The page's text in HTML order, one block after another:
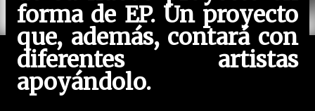
forma de EP. Un proyecto
que, además, contará con
diferentes artistas
apoyándolo.